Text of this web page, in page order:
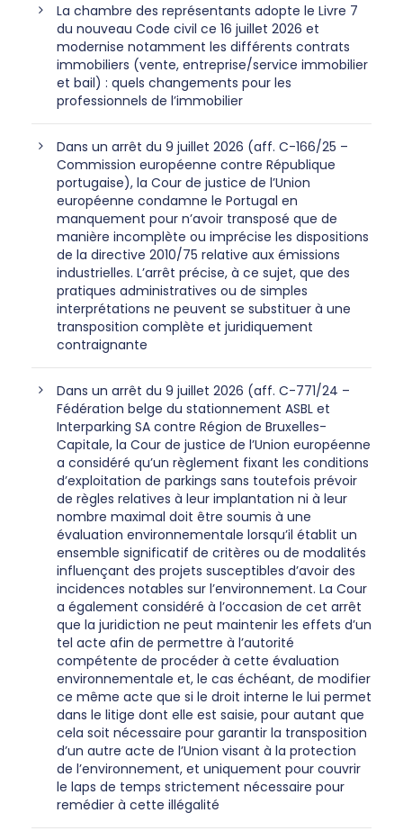
La chambre des représentants adopte le Livre 7
du nouveau Code civil ce 16 juillet 2026 et
modernise notamment les différents contrats
immobiliers (vente, entreprise/service immobilier
et bail) : quels changements pour les
professionnels de l’immobilier
Dans un arrêt du 9 juillet 2026 (aff. C-166/25 –
Commission européenne contre République
portugaise), la Cour de justice de l’Union
européenne condamne le Portugal en
manquement pour n’avoir transposé que de
manière incomplète ou imprécise les dispositions
de la directive 2010/75 relative aux émissions
industrielles. L’arrêt précise, à ce sujet, que des
pratiques administratives ou de simples
interprétations ne peuvent se substituer à une
transposition complète et juridiquement
contraignante
Dans un arrêt du 9 juillet 2026 (aff. C-771/24 –
Fédération belge du stationnement ASBL et
Interparking SA contre Région de Bruxelles-
Capitale, la Cour de justice de l’Union européenne
a considéré qu’un règlement fixant les conditions
d’exploitation de parkings sans toutefois prévoir
de règles relatives à leur implantation ni à leur
nombre maximal doit être soumis à une
évaluation environnementale lorsqu’il établit un
ensemble significatif de critères ou de modalités
influençant des projets susceptibles d’avoir des
incidences notables sur l’environnement. La Cour
a également considéré à l’occasion de cet arrêt
que la juridiction ne peut maintenir les effets d’un
tel acte afin de permettre à l’autorité
compétente de procéder à cette évaluation
environnementale et, le cas échéant, de modifier
ce même acte que si le droit interne le lui permet
dans le litige dont elle est saisie, pour autant que
cela soit nécessaire pour garantir la transposition
d’un autre acte de l’Union visant à la protection
de l’environnement, et uniquement pour couvrir
le laps de temps strictement nécessaire pour
remédier à cette illégalité